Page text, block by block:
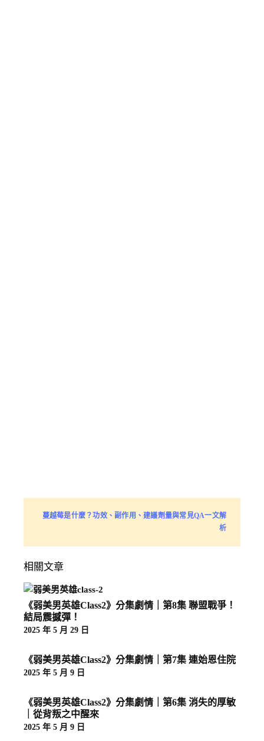
蔓越莓是什麼？功效、副作用、建議劑量與常見QA一文解
析
相關文章
《弱美男英雄Class2》分集劇情｜第8集 聯盟戰爭！
結局震撼彈！
2025 年 5 月 29 日
《弱美男英雄Class2》分集劇情｜第7集 連始恩住院
2025 年 5 月 9 日
《弱美男英雄Class2》分集劇情｜第6集 消失的厚敏
｜從背叛之中醒來
2025 年 5 月 9 日